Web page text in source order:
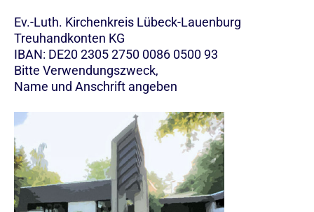
Ev.-Luth. Kirchenkreis Lübeck-Lauenburg
Treuhandkonten KG
IBAN: DE20 2305 2750 0086 0500 93
Bitte Verwendungszweck,
Name und Anschrift angeben